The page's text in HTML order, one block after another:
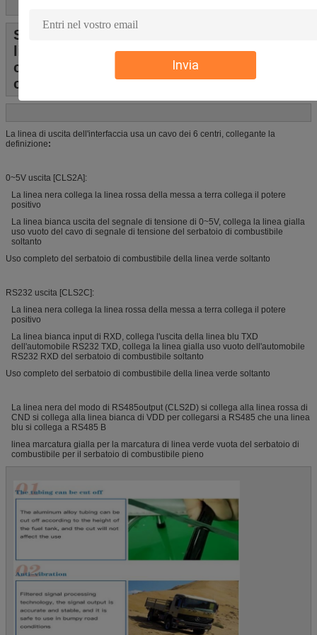
Invia
Sensore di misura del sensore
livellato/olio del combustibile per i
camion/automobile dell'olio con il
connettore di GPS
La linea di uscita dell'interfaccia usa un cavo dei 6 centri, collegante la
definizione:
0~5V uscita [CLS2A]:
La linea nera collega la linea rossa della messa a terra collega il potere
positivo
La linea bianca uscita del segnale di tensione di 0~5V, collega la linea gialla
uso vuoto del cavo di segnale di tensione del serbatoio di combustibile
soltanto
Uso completo del serbatoio di combustibile della linea verde soltanto
RS232 uscita [CLS2C]:
La linea nera collega la linea rossa della messa a terra collega il potere
positivo
La linea bianca input di RXD, collega l'uscita della linea blu TXD
dell'automobile RS232 TXD, collega la linea gialla uso vuoto dell'automobile
RS232 RXD del serbatoio di combustibile soltanto
Uso completo del serbatoio di combustibile della linea verde soltanto
La linea nera del modo di RS485output (CLS2D) si collega alla linea rossa di
CND si collega alla linea bianca di VDD per collegarsi a RS485 che una linea
blu si collega a RS485 B
linea marcatura gialla per la marcatura di linea verde vuota del serbatoio di
combustibile per il serbatoio di combustibile pieno